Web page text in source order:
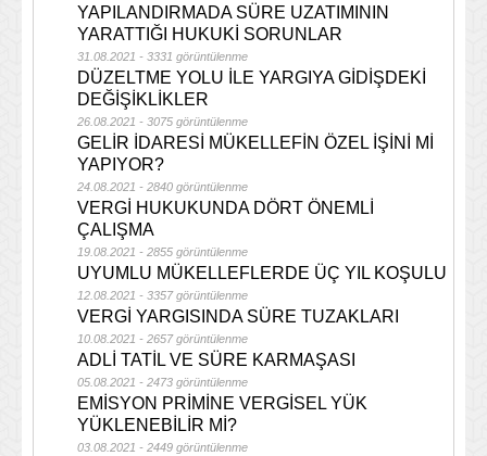
YAPILANDIRMADA SÜRE UZATIMININ
YARATTIĞI HUKUKİ SORUNLAR
31.08.2021 - 3331 görüntülenme
DÜZELTME YOLU İLE YARGIYA GİDİŞDEKİ
DEĞİŞİKLİKLER
26.08.2021 - 3075 görüntülenme
GELİR İDARESİ MÜKELLEFİN ÖZEL İŞİNİ Mİ
YAPIYOR?
24.08.2021 - 2840 görüntülenme
VERGİ HUKUKUNDA DÖRT ÖNEMLİ
ÇALIŞMA
19.08.2021 - 2855 görüntülenme
UYUMLU MÜKELLEFLERDE ÜÇ YIL KOŞULU
12.08.2021 - 3357 görüntülenme
VERGİ YARGISINDA SÜRE TUZAKLARI
10.08.2021 - 2657 görüntülenme
ADLİ TATİL VE SÜRE KARMAŞASI
05.08.2021 - 2473 görüntülenme
EMİSYON PRİMİNE VERGİSEL YÜK
YÜKLENEBİLİR Mİ?
03.08.2021 - 2449 görüntülenme